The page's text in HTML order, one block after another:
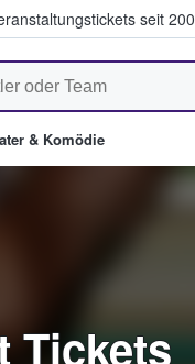
seit
kaufen &
& Komödie
Tickets